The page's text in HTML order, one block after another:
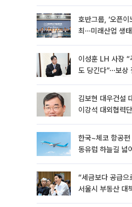
호반그룹, ‘오픈이
최⋯미래산업 생
이성훈 LH 사장
도 당긴다”⋯보상
김보현 대우건설
이강석 대외협력
한국~체코 항공
동유럽 하늘길 넓
“세금보다 공급
서울시 부동산 대